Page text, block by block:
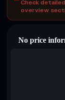
Check
overview
No price